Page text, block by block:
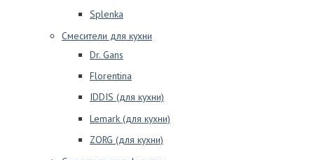
Splenka
Смесители для кухни
Dr. Gans
Florentina
IDDIS (для кухни)
Lemark (для кухни)
ZORG (для кухни)